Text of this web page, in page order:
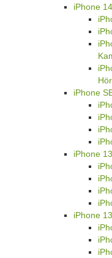
iPhone
iPhone
iPhone 13
iPhone